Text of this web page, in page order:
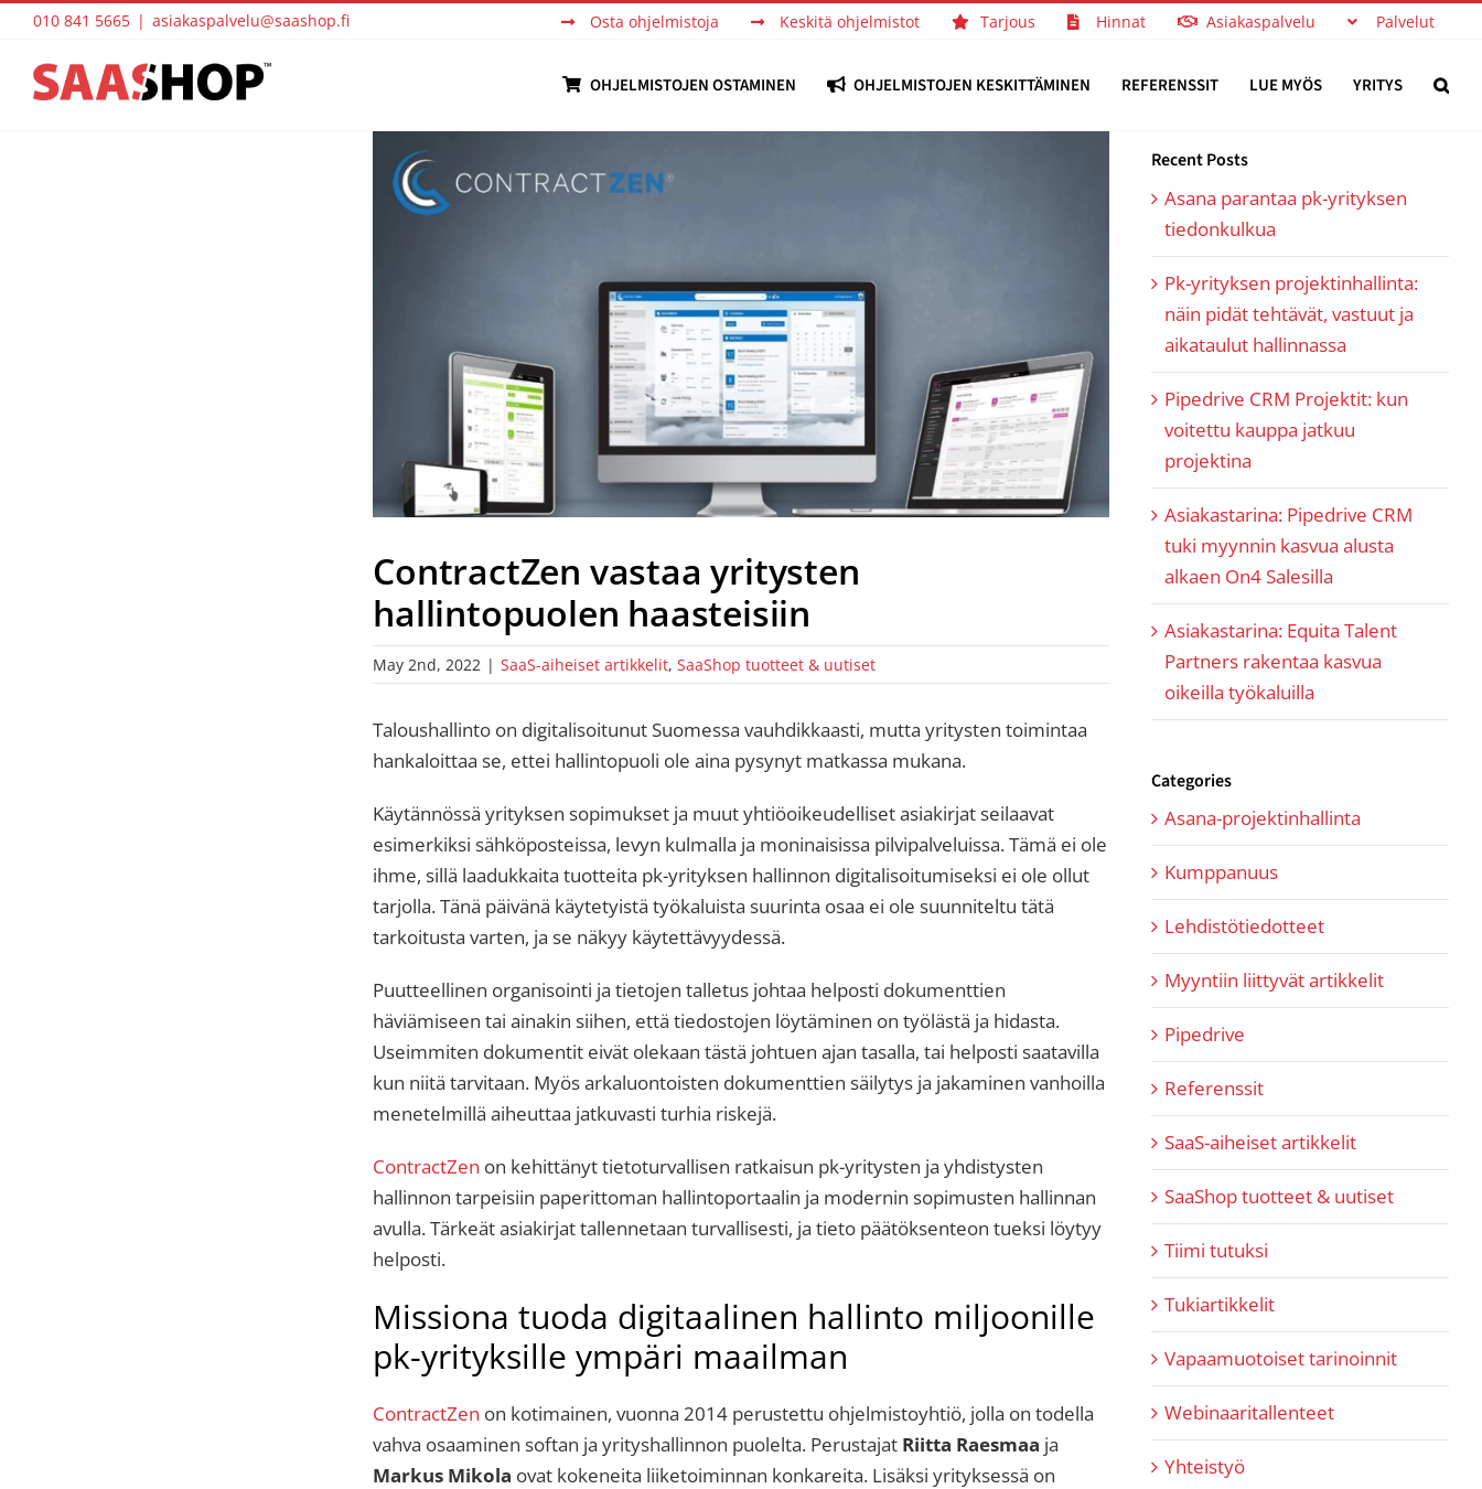
Skip
content
010 841 5665 | asiakaspalvelu@saashop.fi Osta ohjelmistoja Keskitä ohjelmistot Tarjous Hinnat Asiakaspalvelu Palvelut
OHJELMISTOJEN OSTAMINEN OHJELMISTOJEN KESKITTÄMINEN REFERENSSIT LUE MYÖS YRITYS
Larger
Image
ContractZen vastaa yritysten
hallintopuolen haasteisiin
May 2nd, 2022 | SaaS-aiheiset artikkelit,SaaShop tuotteet & uutiset
Taloushallinto on digitalisoitunut Suomessa vauhdikkaasti, mutta yritysten toimintaa
hankaloittaa se, ettei hallintopuoli ole aina pysynyt matkassa mukana.
Käytännössä yrityksen sopimukset ja muut yhtiöoikeudelliset asiakirjat seilaavat
esimerkiksi sähköposteissa, levyn kulmalla ja moninaisissa pilvipalveluissa. Tämä ei ole
ihme, sillä laadukkaita tuotteita pk-yrityksen hallinnon digitalisoitumiseksi ei ole ollut
tarjolla. Tänä päivänä käytetyistä työkaluista suurinta osaa ei ole suunniteltu tätä
tarkoitusta varten, ja se näkyy käytettävyydessä.
Puutteellinen organisointi ja tietojen talletus johtaa helposti dokumenttien
häviämiseen tai ainakin siihen, että tiedostojen löytäminen on työlästä ja hidasta.
Useimmiten dokumentit eivät olekaan tästä johtuen ajan tasalla, tai helposti saatavilla
kun niitä tarvitaan. Myös arkaluontoisten dokumenttien säilytys ja jakaminen vanhoilla
menetelmillä aiheuttaa jatkuvasti turhia riskejä.
ContractZen on kehittänyt tietoturvallisen ratkaisun pk-yritysten ja yhdistysten
hallinnon tarpeisiin paperittoman hallintoportaalin ja modernin sopimusten hallinnan
avulla. Tärkeät asiakirjat tallennetaan turvallisesti, ja tieto päätöksenteon tueksi löytyy
helposti.
Missiona tuoda digitaalinen hallinto miljoonille
pk-yrityksille ympäri maailman
ContractZen on kotimainen, vuonna 2014 perustettu ohjelmistoyhtiö, jolla on todella
vahva osaaminen softan ja yrityshallinnon puolelta. Perustajat Riitta Raesmaa ja
Markus Mikola ovat kokeneita liiketoiminnan konkareita. Lisäksi yrityksessä on
Recent Posts
Asana parantaa pk-yrityksen
tiedonkulkua
Pk-yrityksen projektinhallinta:
näin pidät tehtävät, vastuut ja
aikataulut hallinnassa
Pipedrive CRM Projektit: kun
voitettu kauppa jatkuu
projektina
Asiakastarina: Pipedrive CRM
tuki myynnin kasvua alusta
alkaen On4 Salesilla
Asiakastarina: Equita Talent
Partners rakentaa kasvua
oikeilla työkaluilla
Categories
Asana-projektinhallinta
Kumppanuus
Lehdistötiedotteet
Myyntiin liittyvät artikkelit
Pipedrive
Referenssit
SaaS-aiheiset artikkelit
SaaShop tuotteet & uutiset
Tiimi tutuksi
Tukiartikkelit
Vapaamuotoiset tarinoinnit
Webinaaritallenteet
Yhteistyö